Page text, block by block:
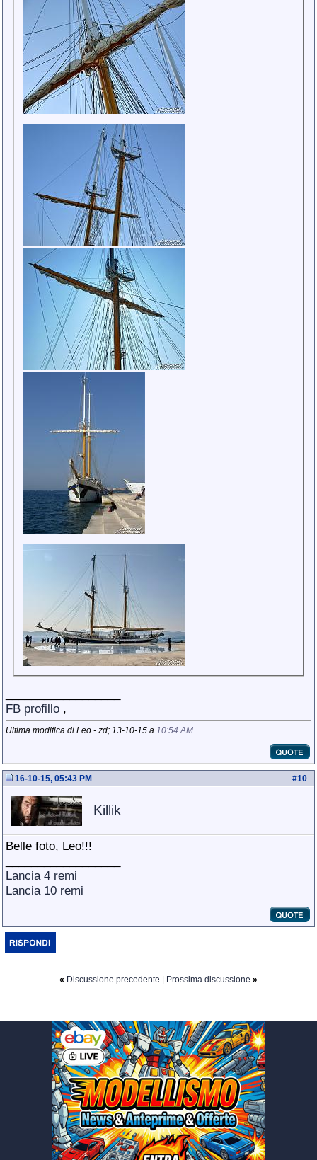
FB profillo ,
Ultima modifica di Leo - zd; 13-10-15 a 10:54 AM
#10
16-10-15, 05:43 PM
Killik
Belle foto, Leo!!!
Lancia 4 remi
Lancia 10 remi
« Discussione precedente Prossima discussione »